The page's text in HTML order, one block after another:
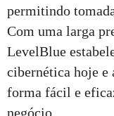
permitindo
Com uma larga
LevelBlue
cibernética hoje e
forma fácil e
negócio.